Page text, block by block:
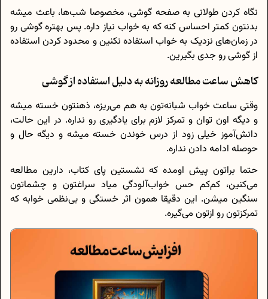
نگاه کردن طولانی به صفحه گوشی، مخصوصا شب‌ها، باعث میشه
بدنتون کمتر احساس کنه که به خواب نیاز داره. پس بهتره گوشی رو
در زمان‌های نزدیک به خواب استفاده نکنین و محدود کردن استفاده
از گوشی رو جدی بگیرین.
کاهش ساعت مطالعه روزانه به دلیل استفاده از گوشی
وقتی ساعت خواب شبانه‌تون به‌ هم می‌ریزه، ذهنتون خسته میشه
و دیگه اون توان و تمرکز لازم برای یادگیری رو نداره. در این حالت،
دانش‌آموز خیلی زود از درس خوندن خسته میشه و دیگه حال و
حوصله ادامه دادن نداره.
حتما براتون پیش اومده که نشستین پای کتاب، دارین مطالعه
می‌کنین، کم‌کم حس خواب‌آلودگی میاد سراغتون و چشماتون
سنگین میشن. این دقیقا همون اثر خستگی و بی‌نظمی خوابه که
تمرکزتون رو ازتون می‌گیره.